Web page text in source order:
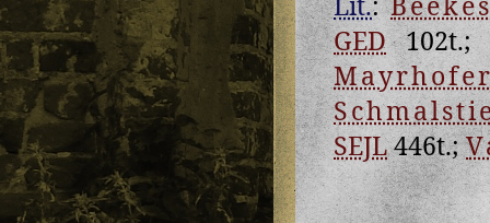
GED
SEJL446t.;